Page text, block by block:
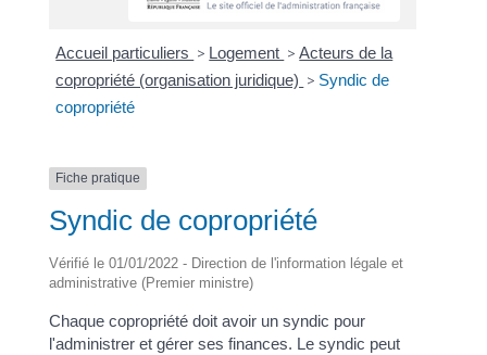
Accueil particuliers > Logement > Acteurs de la
copropriété (organisation juridique) > Syndic de
copropriété
Fiche pratique
Syndic de copropriété
Vérifié le 01/01/2022 - Direction de l'information légale et
administrative (Premier ministre)
Chaque copropriété doit avoir un syndic pour
l'administrer et gérer ses finances. Le syndic peut